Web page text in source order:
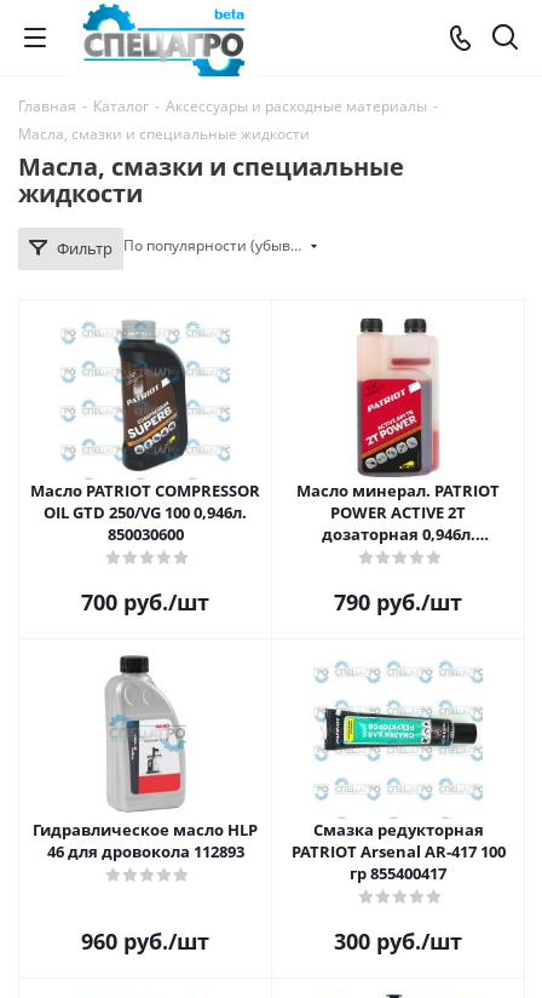
Главная - Каталог - Аксессуары и расходные материалы -
Масла, смазки и специальные жидкости
Масла, смазки и специальные
жидкости
Фильтр По популярности (убывание)
Масло PATRIOT COMPRESSOR
OIL GTD 250/VG 100 0,946л.
850030600
700 руб./шт
Масло минерал. PATRIOT
POWER ACTIVE 2T
дозаторная 0,946л.
850030568
790 руб./шт
Гидравлическое масло HLP
46 для дровокола 112893
960 руб./шт
Смазка редукторная
PATRIOT Arsenal AR-417 100
гр 855400417
300 руб./шт